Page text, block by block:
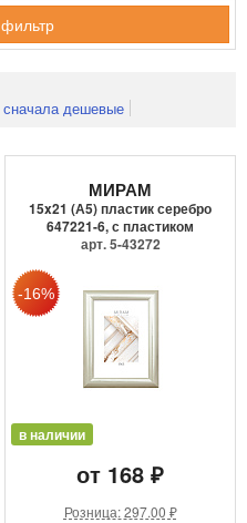
фильтр
сначала дешевые
МИРАМ
15x21 (А5) пластик серебро
647221-6, с пластиком
арт. 5-43272
в наличии
от 168 ₽
Розница: 297.00 ₽